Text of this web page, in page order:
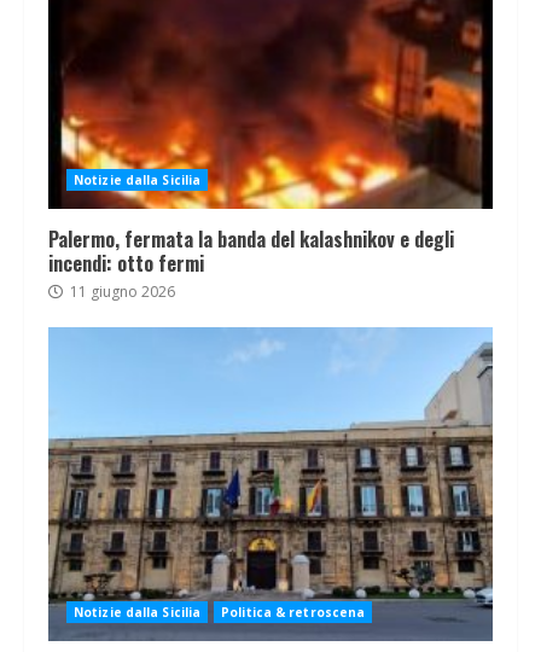
Notizie dalla Sicilia
Palermo, fermata la banda del kalashnikov e degli
incendi: otto fermi
11 giugno 2026
Notizie dalla Sicilia Politica & retroscena